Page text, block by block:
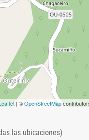
| ©OpenStreetMap
las ubicaciones)